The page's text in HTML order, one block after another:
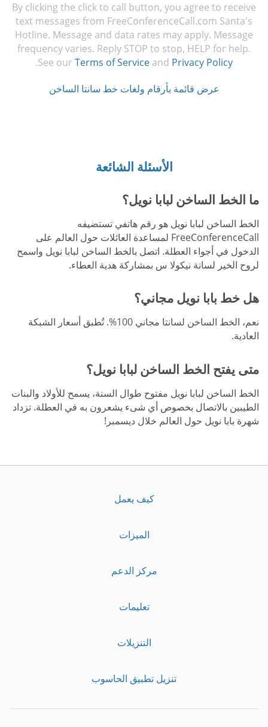
By clicking the click to call button, you agree to receive
text messages from FreeConferenceCall.com Santa's
Hotline. Message and data rates may apply. Message
frequency varies. Reply STOP to stop, HELP for help.
See our Terms of Service and Privacy Policy
.
عرض قائمة بأرقام ولغات خط سانتا الساخن
الأسئلة الشائعة
ما الخط الساخن لبابا نويل؟
الخط الساخن لبابا نويل هو رقم هاتفي تستضيفه
FreeConferenceCall لمساعدة العائلات حول العالم على
الدخول في أجواء العطلة. اتصل بالخط الساخن لبابا نويل واسمح
لروح الخير لسانة نيكولا س بمشاركة هدية العطاء.
هل خط بابا نويل مجاني؟
نعم، الخط الساخن لسانتا مجاني 100%. تُطبق أسعار الشبكة
العادية.
متى يفتح الخط الساخن لبابا نويل؟
الخط الساخن لبابا نويل مفتوح طوال السنة، يسمح للأولاد والبنات
الطيبين بالاتصال بخصوص أي شىء يشعرون به في العطلة. تزداد
شهرة بابا نويل حول العالم خلال ديسمبر!
كيف يعمل
الميزات
مركز الدعم
تعليمات
التنزيلات
تنزيل تطبيق الحاسوب